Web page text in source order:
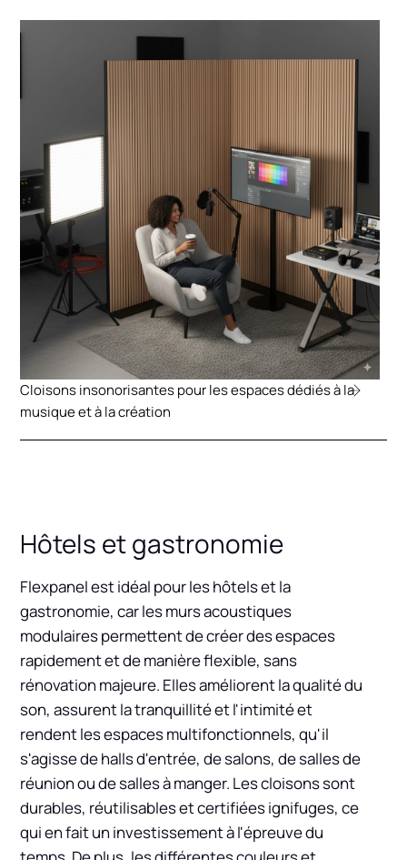
Cloisons insonorisantes pour les espaces dédiés à la
musique et à la création
Hôtels et gastronomie
Flexpanel est idéal pour les hôtels et la
gastronomie, car les murs acoustiques
modulaires permettent de créer des espaces
rapidement et de manière flexible, sans
rénovation majeure. Elles améliorent la qualité du
son, assurent la tranquillité et l'intimité et
rendent les espaces multifonctionnels, qu'il
s'agisse de halls d'entrée, de salons, de salles de
réunion ou de salles à manger. Les cloisons sont
durables, réutilisables et certifiées ignifuges, ce
qui en fait un investissement à l'épreuve du